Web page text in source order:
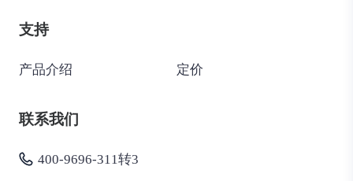
支持
产品介绍 定价
联系我们
400-9696-311转3